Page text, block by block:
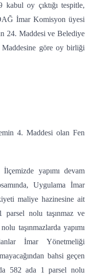
kabul oy çıktığı tespitle,
İmar Komisyon üyesi
24. Maddesi ve Belediye
göre oy birliği
4. Maddesi olan Fen
yapımı devam
Uygulama İmar
maliye hazinesine ait
parsel nolu taşınmaz ve
taşınmazlarda yapımı
İmar Yönetmeliği
bahsi geçen
582 ada 1 parsel nolu